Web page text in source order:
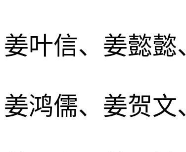
姜叶信、姜懿
姜鸿儒、姜贺